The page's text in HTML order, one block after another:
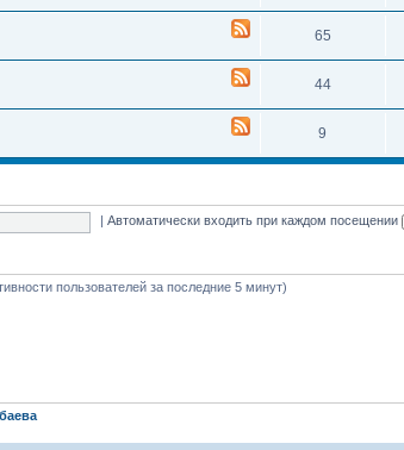
65
44
9
|Автоматически входить при каждом посещении
пользователей за последние 5 минут)